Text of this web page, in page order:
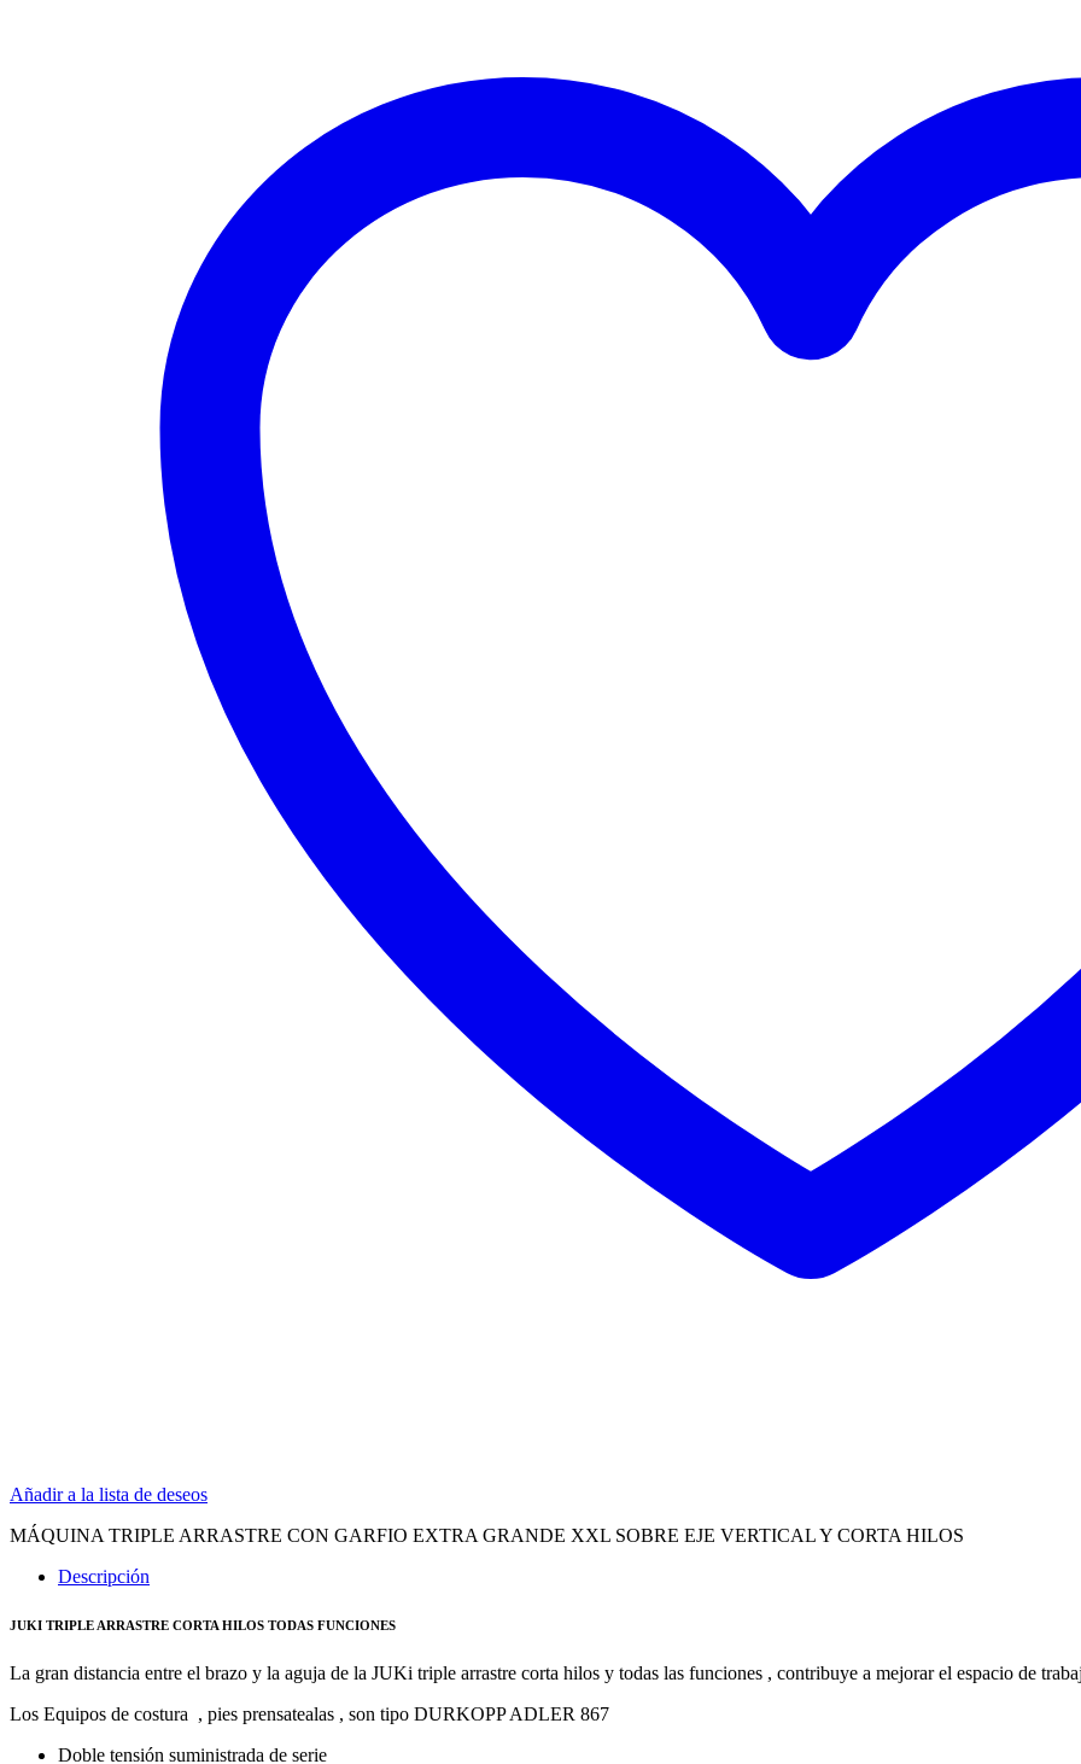
Añadir a la lista de deseos
MÁQUINA TRIPLE ARRASTRE CON GARFIO EXTRA GRANDE XXL SOBRE EJE VERTICAL Y CORTA HILOS
Descripción
JUKI TRIPLE ARRASTRE CORTA HILOS TODAS FUNCIONES
La gran distancia entre el brazo y la aguja de la JUKi triple arrastre corta hilos y todas las funciones , contribuye a mejorar el espacio de
Los Equipos de costura , pies prensatealas , son tipo DURKOPP ADLER 867
Doble tensión suministrada de serie